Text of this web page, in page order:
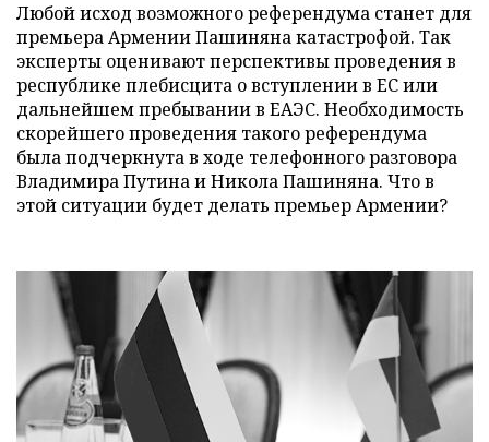
Любой исход возможного референдума станет для
премьера Армении Пашиняна катастрофой. Так
эксперты оценивают перспективы проведения в
республике плебисцита о вступлении в ЕС или
дальнейшем пребывании в ЕАЭС. Необходимость
скорейшего проведения такого референдума
была подчеркнута в ходе телефонного разговора
Владимира Путина и Никола Пашиняна. Что в
этой ситуации будет делать премьер Армении?